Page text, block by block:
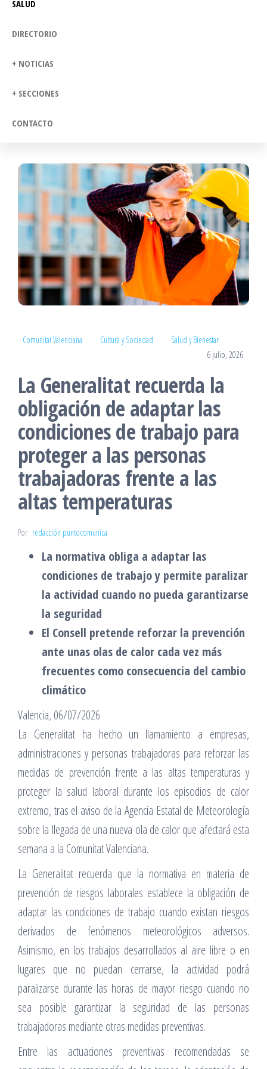
SALUD
DIRECTORIO
+ NOTICIAS
+ SECCIONES
CONTACTO
Comunitat Valenciana Cultura y Sociedad
Salud y Bienestar
6 julio, 2026
La Generalitat recuerda la
obligación de adaptar las
condiciones de trabajo para
proteger a las personas
trabajadoras frente a las
altas temperaturas
Por redacción puntocomunica
La normativa obliga a adaptar las
condiciones de trabajo y permite paralizar
la actividad cuando no pueda garantizarse
la seguridad
El Consell pretende reforzar la prevención
ante unas olas de calor cada vez más
frecuentes como consecuencia del cambio
climático
Valencia, 06/07/2026
La Generalitat ha hecho un llamamiento a empresas,
administraciones y personas trabajadoras para reforzar las
medidas de prevención frente a las altas temperaturas y
proteger la salud laboral durante los episodios de calor
extremo, tras el aviso de la Agencia Estatal de Meteorología
sobre la llegada de una nueva ola de calor que afectará esta
semana a la Comunitat Valenciana.
La Generalitat recuerda que la normativa en materia de
prevención de riesgos laborales establece la obligación de
adaptar las condiciones de trabajo cuando existan riesgos
derivados de fenómenos meteorológicos adversos.
Asimismo, en los trabajos desarrollados al aire libre o en
lugares que no puedan cerrarse, la actividad podrá
paralizarse durante las horas de mayor riesgo cuando no
sea posible garantizar la seguridad de las personas
trabajadoras mediante otras medidas preventivas.
Entre las actuaciones preventivas recomendadas se